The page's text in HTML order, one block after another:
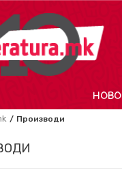
НОВО
Производи